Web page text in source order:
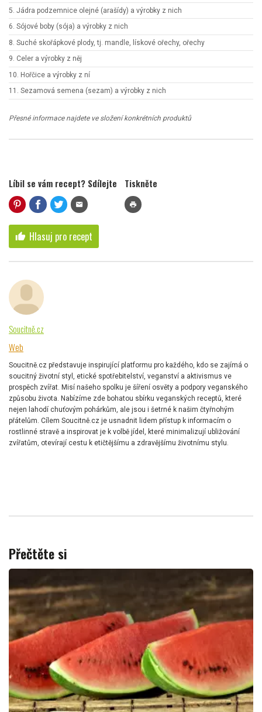
5. Jádra podzemnice olejné (arašídy) a výrobky z nich
6. Sójové boby (sója) a výrobky z nich
8. Suché skořápkové plody, tj. mandle, lískové ořechy, ořechy
9. Celer a výrobky z něj
10. Hořčice a výrobky z ní
11. Sezamová semena (sezam) a výrobky z nich
Přesné informace najdete ve složení konkrétních produktů
Líbil se vám recept? Sdílejte
mail
Tiskněte
print
thumb_up Hlasuj pro recept
Soucitně.cz
Web
Soucitně.cz představuje inspirující platformu pro každého, kdo se zajímá o
soucitný životní styl, etické spotřebitelství, veganství a aktivismus ve
prospěch zvířat. Misí našeho spolku je šíření osvěty a podpory veganského
způsobu života. Nabízíme zde bohatou sbírku veganských receptů, které
nejen lahodí chuťovým pohárkům, ale jsou i šetrné k našim čtyřnohým
přátelům. Cílem Soucitně.cz je usnadnit lidem přístup k informacím o
rostlinné stravě a inspirovat je k volbě jídel, které minimalizují ubližování
zvířatům, otevírají cestu k etičtějšímu a zdravějšímu životnímu stylu.
Přečtěte si